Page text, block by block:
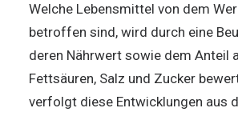
Welche Lebensmittel von dem
betroffen sind, wird durch eine
deren Nährwert sowie dem Anteil
Fettsäuren, Salz und Zucker
verfolgt diese Entwicklungen aus